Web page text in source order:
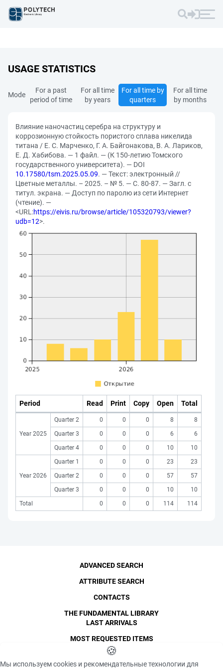
USAGE STATISTICS
Mode
For a past
period of time
For all time
by years
For all time by
quarters
For all time
by months
Влияние наночастиц серебра на структуру и
коррозионную стойкость пористого сплава никелида
титана / Е. С. Марченко, Г. А. Байгонакова, В. А. Лариков,
Е. Д. Хабибова. — 1 файл. — (К 150-летию Томского
государственного университета). — DOI
10.17580/tsm.2025.05.09. — Текст: электронный //
Цветные металлы. – 2025. – № 5. — С. 80-87. — Загл. с
титул. экрана. — Доступ по паролю из сети Интернет
(чтение). —
<URL:https://eivis.ru/browse/article/105320793/viewer?
udb=12>.
Period Read Print Copy Open Total
Year 2025
Quarter 2 0 0 0 8
8
Quarter 3
0 0 0 6
6
Quarter 4
0 0 0 10 10
Year 2026
Quarter 1 0 0 0 23
23
Quarter 2
0 0 0 57
57
Quarter 3
0 0 0 10
10
Total
0 0 0 114 114
SPbPU, 1996-2026
Copyright and Personal Data
The photographs are
ADVANCED SEARCH
ATTRIBUTE SEARCH
CONTACTS
THE FUNDAMENTAL LIBRARY
LAST ARRIVALS
MOST REQUESTED ITEMS
🍪
Мы используем cookies и рекомендательные технологии для